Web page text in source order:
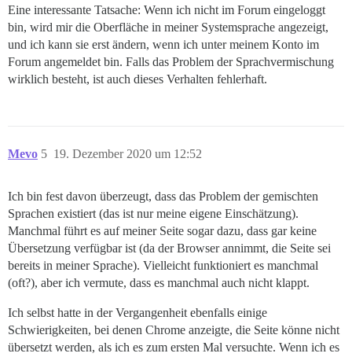
Eine interessante Tatsache: Wenn ich nicht im Forum eingeloggt
bin, wird mir die Oberfläche in meiner Systemsprache angezeigt,
und ich kann sie erst ändern, wenn ich unter meinem Konto im
Forum angemeldet bin. Falls das Problem der Sprachvermischung
wirklich besteht, ist auch dieses Verhalten fehlerhaft.
Mevo 19. Dezember 2020 um 12:52
5
Ich bin fest davon überzeugt, dass das Problem der gemischten
Sprachen existiert (das ist nur meine eigene Einschätzung).
Manchmal führt es auf meiner Seite sogar dazu, dass gar keine
Übersetzung verfügbar ist (da der Browser annimmt, die Seite sei
bereits in meiner Sprache). Vielleicht funktioniert es manchmal
(oft?), aber ich vermute, dass es manchmal auch nicht klappt.
Ich selbst hatte in der Vergangenheit ebenfalls einige
Schwierigkeiten, bei denen Chrome anzeigte, die Seite könne nicht
übersetzt werden, als ich es zum ersten Mal versuchte. Wenn ich es